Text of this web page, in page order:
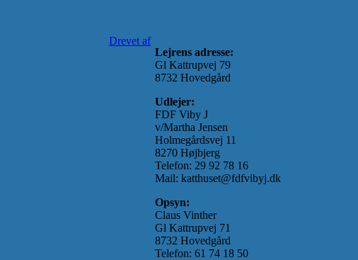
Lejrens adresse:
Gl Kattrupvej 79
8732 Hovedgård
Udlejer:
FDF Viby J
v/Martha Jensen
Holmegårdsvej 11
8270 Højbjerg
Telefon: 29 92 78 16
Mail: katthuset@fdfvibyj.dk
Opsyn:
Claus Vinther
Gl Kattrupvej 71
8732 Hovedgård
Telefon: 61 74 18 50
Drevet af